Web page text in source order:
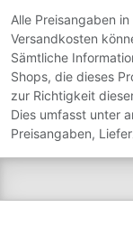
Alle Preisangaben
Versandkosten
Sämtliche
Shops, die dieses
zur Richtigkeit
Dies umfasst unter
Preisangaben,